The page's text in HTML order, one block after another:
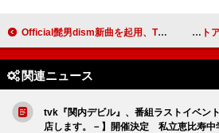
Official髭男dism新曲を起用、TVアニメ『ダーウィン事変』ノンクレジットOP映像公開
関連ニュース
tvk『関内デビル』、番組ラストイベン
店します。－】開催決定 私立恵比寿中